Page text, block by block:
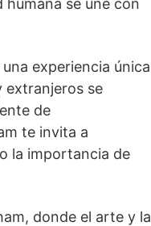
se une con
experiencia única
extranjeros se
de
te invita a
la importancia de
donde el arte y la